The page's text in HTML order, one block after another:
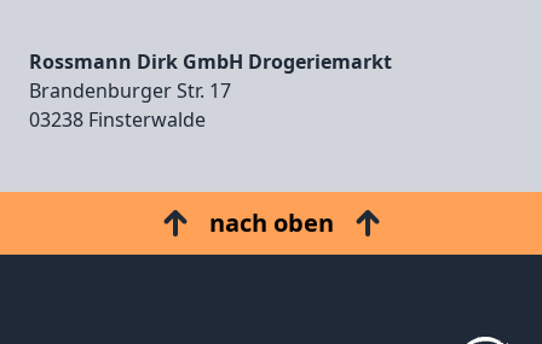
Rossmann Dirk GmbH Drogeriemarkt
Brandenburger Str. 17
03238 Finsterwalde
nach oben